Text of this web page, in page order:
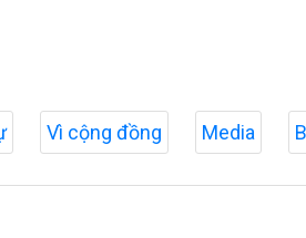
Vì cộng đồng Media